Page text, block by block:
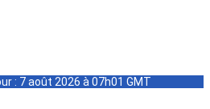
: 7 août 2026 à 07h01 GMT